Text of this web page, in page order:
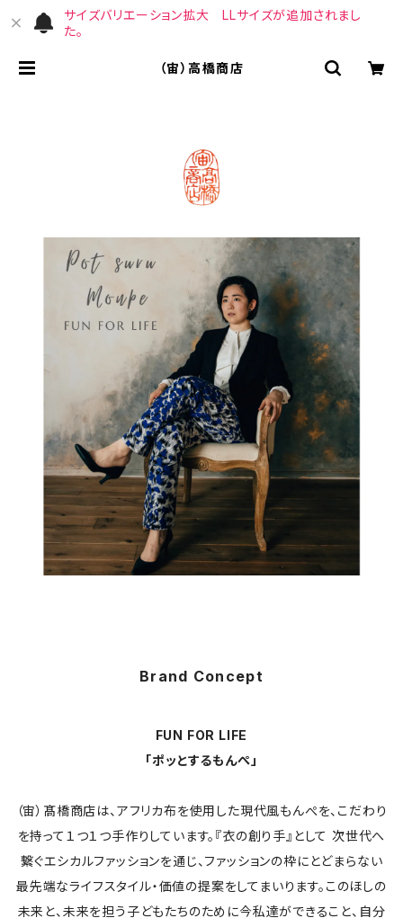
サイズバリエーション拡大 LLサイズが追加されまし
た。
（宙）高橋商店
Brand Concept
FUN FOR LIFE
「ポッとするもんぺ」
（宙）髙橋商店は、アフリカ布を使用した現代風もんぺを、こだわり
を持って１つ１つ手作りしています。『衣の創り手』として 次世代へ
繋ぐエシカルファッションを通じ、ファッションの枠にとどまらない
最先端なライフスタイル・価値の提案をしてまいります。このほしの
未来と、未来を担う子どもたちのために今私達ができること、自分